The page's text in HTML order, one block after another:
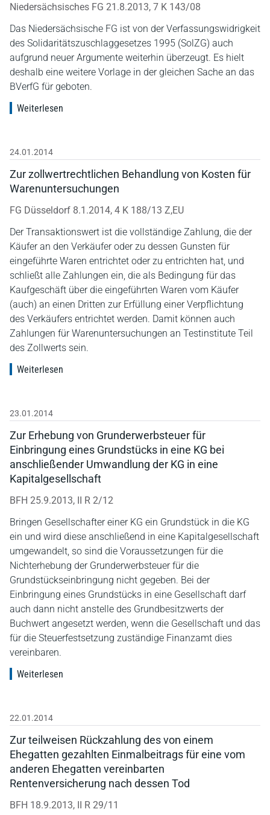
Niedersächsisches FG 21.8.2013, 7 K 143/08
Das Niedersächsische FG ist von der Verfassungswidrigkeit
des Solidaritätszuschlaggesetzes 1995 (SolZG) auch
aufgrund neuer Argumente weiterhin überzeugt. Es hielt
deshalb eine weitere Vorlage in der gleichen Sache an das
BVerfG für geboten.
Weiterlesen
24.01.2014
Zur zollwertrechtlichen Behandlung von Kosten für
Warenuntersuchungen
FG Düsseldorf 8.1.2014, 4 K 188/13 Z,EU
Der Transaktionswert ist die vollständige Zahlung, die der
Käufer an den Verkäufer oder zu dessen Gunsten für
eingeführte Waren entrichtet oder zu entrichten hat, und
schließt alle Zahlungen ein, die als Bedingung für das
Kaufgeschäft über die eingeführten Waren vom Käufer
(auch) an einen Dritten zur Erfüllung einer Verpflichtung
des Verkäufers entrichtet werden. Damit können auch
Zahlungen für Warenuntersuchungen an Testinstitute Teil
des Zollwerts sein.
Weiterlesen
23.01.2014
Zur Erhebung von Grunderwerbsteuer für
Einbringung eines Grundstücks in eine KG bei
anschließender Umwandlung der KG in eine
Kapitalgesellschaft
BFH 25.9.2013, II R 2/12
Bringen Gesellschafter einer KG ein Grundstück in die KG
ein und wird diese anschließend in eine Kapitalgesellschaft
umgewandelt, so sind die Voraussetzungen für die
Nichterhebung der Grunderwerbsteuer für die
Grundstückseinbringung nicht gegeben. Bei der
Einbringung eines Grundstücks in eine Gesellschaft darf
auch dann nicht anstelle des Grundbesitzwerts der
Buchwert angesetzt werden, wenn die Gesellschaft und das
für die Steuerfestsetzung zuständige Finanzamt dies
vereinbaren.
Weiterlesen
22.01.2014
Zur teilweisen Rückzahlung des von einem
Ehegatten gezahlten Einmalbeitrags für eine vom
anderen Ehegatten vereinbarten
Rentenversicherung nach dessen Tod
BFH 18.9.2013, II R 29/11